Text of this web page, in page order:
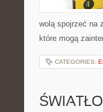
wolą spojrzeć na
które mogą
CATEGORIES: